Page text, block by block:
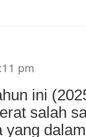
pm
ini
salah
yang